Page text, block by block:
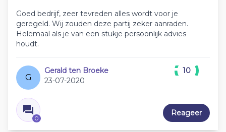
Goed bedrijf, zeer tevreden alles wordt voor je
geregeld. Wij zouden deze partij zeker aanraden.
Helemaal als je van een stukje persoonlijk advies
houdt.
G
Gerald ten Broeke
23-07-2020
0
10
Reageer